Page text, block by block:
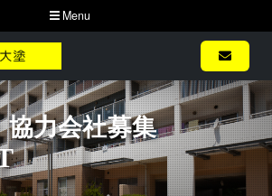
Menu
協力会社募集